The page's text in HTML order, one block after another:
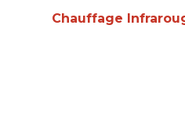
Chauffage